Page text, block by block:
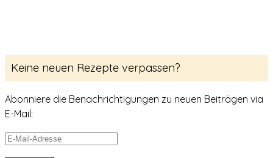
Keine neuen Rezepte verpassen?
Abonniere die Benachrichtigungen zu neuen Beiträgen via
E-Mail:
E-